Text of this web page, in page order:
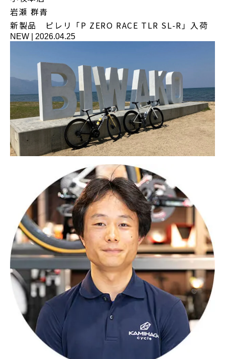
岩瀬 群青
新製品 ピレリ「P ZERO RACE TLR SL-R」入荷
NEW 2026.04.25